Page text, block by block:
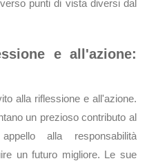
punti di vista diversi dal
e all'azione:
alla riflessione e all'azione.
un prezioso contributo al
alla responsabilità
un futuro migliore. Le sue